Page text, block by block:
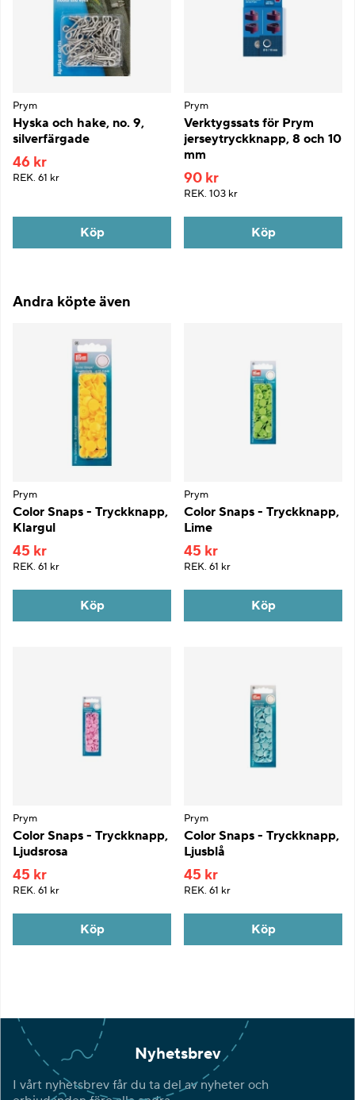
Prym
Hyska och hake, no. 9,
silverfärgade
46 kr
REK. 61 kr
Köp
Prym
Verktygssats för Prym
jerseytryckknapp, 8 och 10
mm
90 kr
REK. 103 kr
Köp
Andra köpte även
Prym
Color Snaps - Tryckknapp,
Klargul
45 kr
REK. 61 kr
Köp
Prym
Color Snaps - Tryckknapp,
Lime
45 kr
REK. 61 kr
Köp
Prym
Color Snaps - Tryckknapp,
Ljudsrosa
45 kr
REK. 61 kr
Köp
Prym
Color Snaps - Tryckknapp,
Ljusblå
45 kr
REK. 61 kr
Köp
Nyhetsbrev
I vårt nyhetsbrev får du ta del av nyheter och